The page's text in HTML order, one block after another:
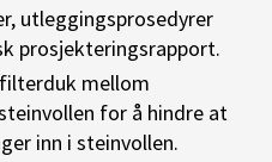
utleggingsprosedyrer
prosjekteringsrapport.
mellom
for å hindre at
inn i steinvollen.